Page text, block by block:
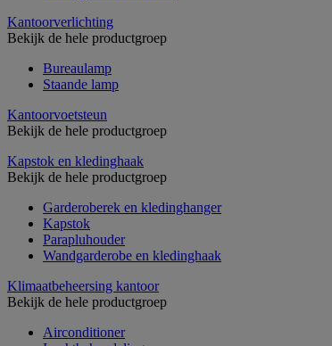
Kantoorverlichting
Bekijk de hele productgroep
Bureaulamp
Staande lamp
Kantoorvoetsteun
Bekijk de hele productgroep
Kapstok en kledinghaak
Bekijk de hele productgroep
Garderoberek en kledinghanger
Kapstok
Parapluhouder
Wandgarderobe en kledinghaak
Klimaatbeheersing kantoor
Bekijk de hele productgroep
Airconditioner